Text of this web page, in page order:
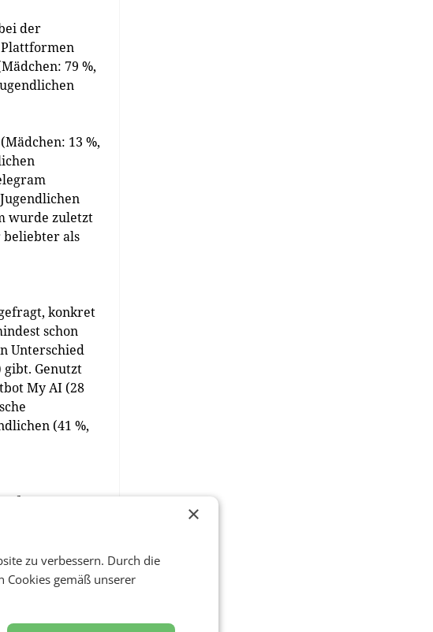
der
79 %,
13 %,
wurde zuletzt
beliebter als
konkret
schon
Unterschied
gibt. Genutzt
My AI (28
(41 %,
von
Jugendlichen
in
Media-
×
zu verbessern. Durch die
Cookies gemäß unserer